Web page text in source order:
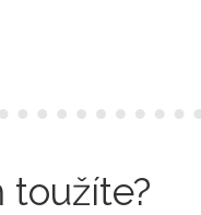
toužíte?